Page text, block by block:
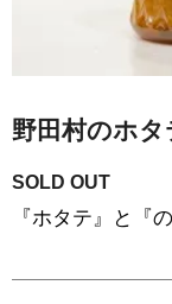
野田村のホ
SOLD OUT
『ホタテ』と『